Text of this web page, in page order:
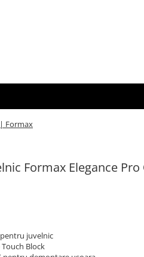
Formax
Formax Elegance
juvelnic
Block